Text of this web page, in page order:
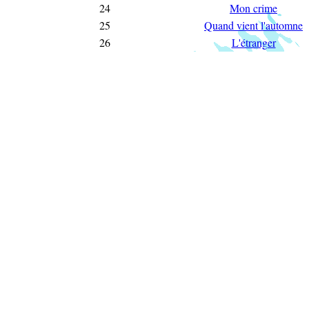
24
Mon crime
25
Quand vient l'automne
26
L'étranger